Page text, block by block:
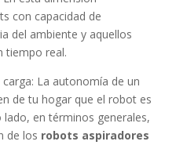
con capacidad de
del ambiente y aquellos
tiempo real.
La autonomía de un
de tu hogar que el robot es
en términos generales,
de los robots aspiradores